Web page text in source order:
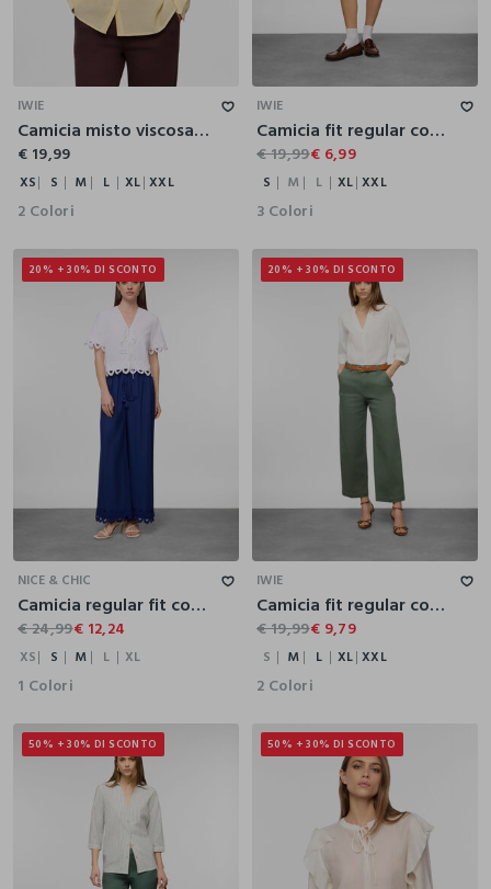
M XL
IWIE
Camicia misto viscosa donna
€ 19,99
XS S M L XL XXL
2 Colori
XL
IWIE
Camicia fit regular con collo rotondo arricciato in puro cotone popeline donna
€ 19,99€ 6,99
S M L XL XXL
3 Colori
20% + 30% DI SCONTO
L
XL
NICE & CHIC
Camicia regular fit con scollo a V in popeline di puro cotone donna
€ 24,99€ 12,24
XS S M L XL
1 Colori
20% + 30% DI SCONTO
IWIE
Camicia fit regular con scollo a V in puro cotone donna
€ 19,99€ 9,79
S M L XL XXL
2 Colori
50% + 30% DI SCONTO 50% + 30% DI SCONTO